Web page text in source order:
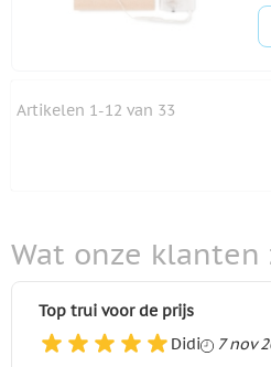
Artikelen 1-12 van 33
Wat onze klanten
Top trui voor de prijs
Didi
7
7 nov